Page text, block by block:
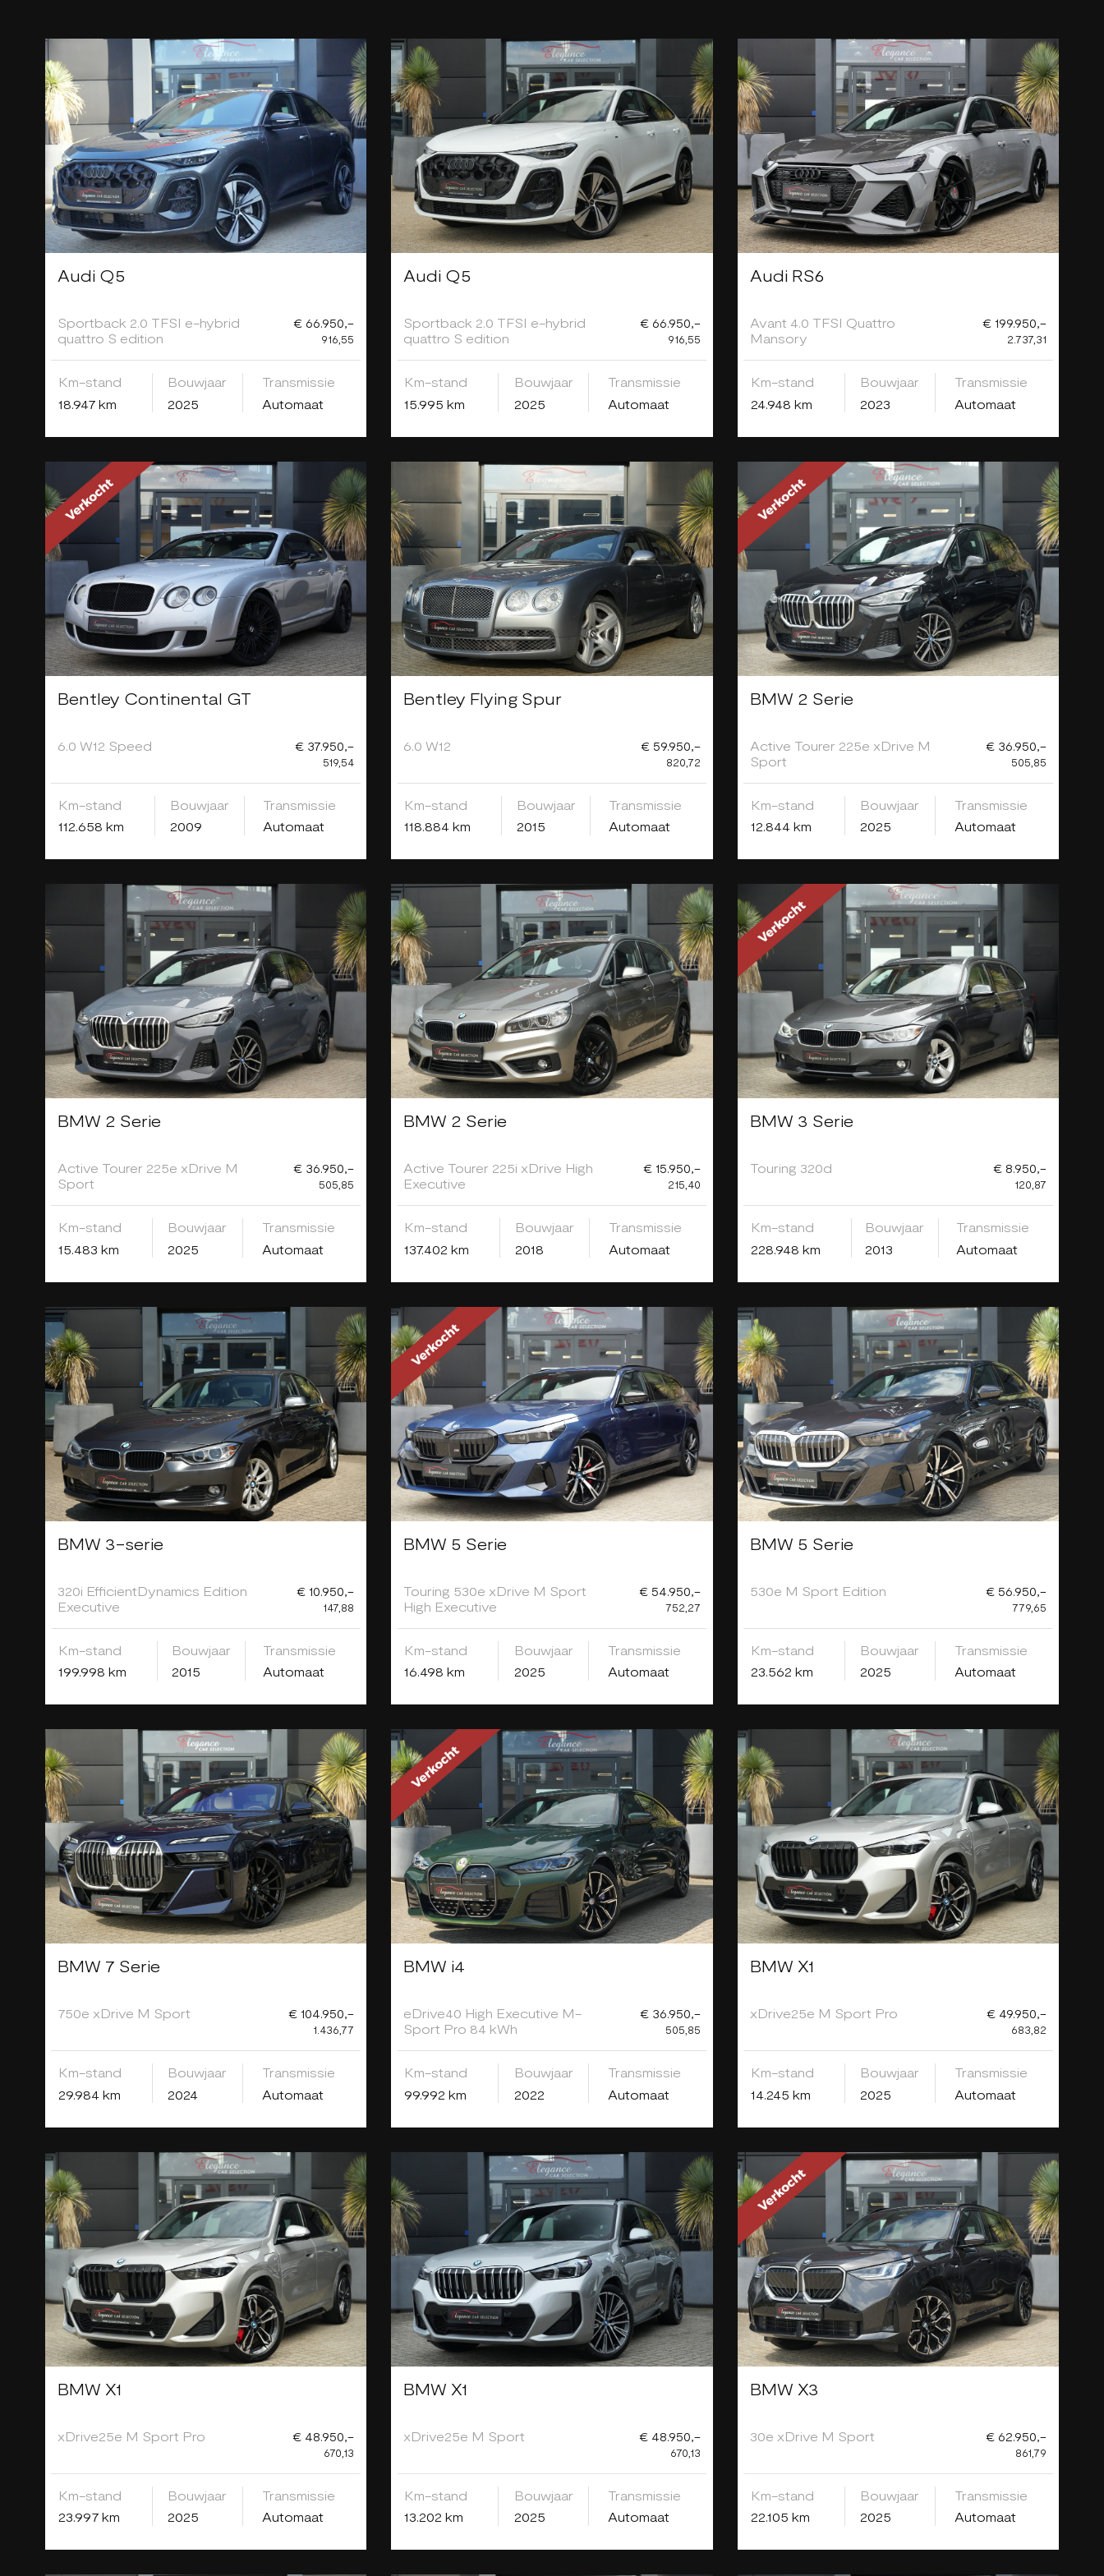
Audi Q5
Sportback 2.0 TFSI e-hybrid
quattro S edition
€ 66.950,-
916,55
Km-stand
18.947 km
Bouwjaar
2025
Transmissie
Automaat
Audi Q5
Sportback 2.0 TFSI e-hybrid
quattro S edition
€ 66.950,-
916,55
Km-stand
15.995 km
Bouwjaar
2025
Transmissie
Automaat
Audi RS6
Avant 4.0 TFSI Quattro
Mansory
€ 199.950,-
2.737,31
Km-stand
24.948 km
Bouwjaar
2023
Transmissie
Automaat
Bentley Continental GT
6.0 W12 Speed € 37.950,-
519,54
Km-stand
112.658 km
Bouwjaar
2009
Transmissie
Automaat
Bentley Flying Spur
6.0 W12 € 59.950,-
820,72
Km-stand
118.884 km
Bouwjaar
2015
Transmissie
Automaat
BMW 2 Serie
Active Tourer 225e xDrive M
Sport
€ 36.950,-
505,85
Km-stand
12.844 km
Bouwjaar
2025
Transmissie
Automaat
BMW 2 Serie
Active Tourer 225e xDrive M
Sport
€ 36.950,-
505,85
Km-stand
15.483 km
Bouwjaar
2025
Transmissie
Automaat
BMW 2 Serie
Active Tourer 225i xDrive High
Executive
€ 15.950,-
215,40
Km-stand
137.402 km
Bouwjaar
2018
Transmissie
Automaat
BMW 3 Serie
Touring 320d € 8.950,-
120,87
Km-stand
228.948 km
Bouwjaar
2013
Transmissie
Automaat
BMW 3-serie
320i EfficientDynamics Edition
Executive
€ 10.950,-
147,88
Km-stand
199.998 km
Bouwjaar
2015
Transmissie
Automaat
BMW 5 Serie
Touring 530e xDrive M Sport
High Executive
€ 54.950,-
752,27
Km-stand
16.498 km
Bouwjaar
2025
Transmissie
Automaat
BMW 5 Serie
530e M Sport Edition € 56.950,-
779,65
Km-stand
23.562 km
Bouwjaar
2025
Transmissie
Automaat
BMW 7 Serie
750e xDrive M Sport € 104.950,-
1.436,77
Km-stand
29.984 km
Bouwjaar
2024
Transmissie
Automaat
BMW i4
eDrive40 High Executive M-
Sport Pro 84 kWh
€ 36.950,-
505,85
Km-stand
99.992 km
Bouwjaar
2022
Transmissie
Automaat
BMW X1
xDrive25e M Sport Pro € 49.950,-
683,82
Km-stand
14.245 km
Bouwjaar
2025
Transmissie
Automaat
BMW X1
xDrive25e M Sport Pro € 48.950,-
670,13
Km-stand
23.997 km
Bouwjaar
2025
Transmissie
Automaat
BMW X1
xDrive25e M Sport € 48.950,-
670,13
Km-stand
13.202 km
Bouwjaar
2025
Transmissie
Automaat
BMW X3
30e xDrive M Sport € 62.950,-
861,79
Km-stand
22.105 km
Bouwjaar
2025
Transmissie
Automaat